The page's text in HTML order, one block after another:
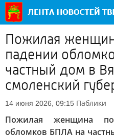
Пожилая
падении
частный дом в
смоленский
14 июня 2026, 09:15 Паблики
Пожилая женщина
обломков БПЛА на